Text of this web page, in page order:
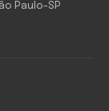
Paulo-SP